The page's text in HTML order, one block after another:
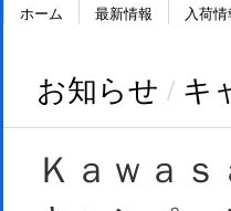
ホーム 最新情報 入荷情
お知らせ / キ
Ｋａｗａ